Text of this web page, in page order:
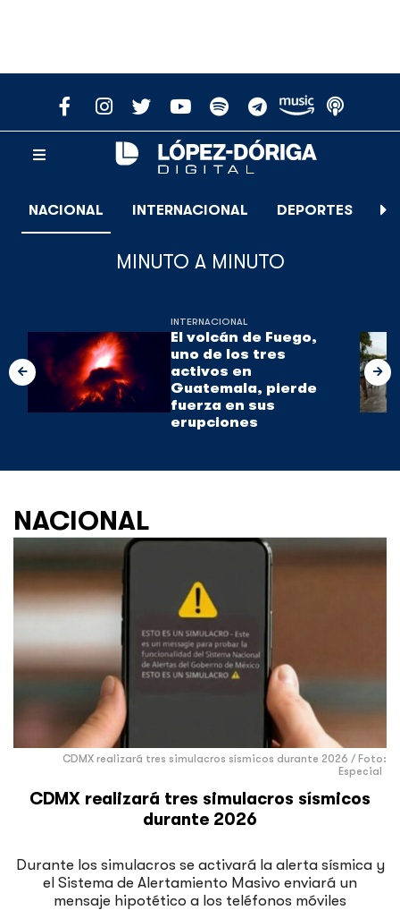
NACIONAL INTERNACIONAL DEPORTES
MINUTO A MINUTO
INTERNACIONAL
El volcán de Fuego,
uno de los tres
activos en
Guatemala, pierde
fuerza en sus
erupciones
NACIONAL
CDMX realizará tres simulacros sísmicos durante 2026 / Foto:
Especial
CDMX realizará tres simulacros sísmicos
durante 2026
Durante los simulacros se activará la alerta sísmica y
el Sistema de Alertamiento Masivo enviará un
mensaje hipotético a los teléfonos móviles